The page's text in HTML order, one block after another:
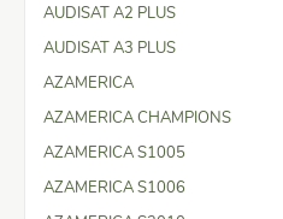
AUDISAT A2 PLUS
AUDISAT A3 PLUS
AZAMERICA
AZAMERICA CHAMPIONS
AZAMERICA S1005
AZAMERICA S1006